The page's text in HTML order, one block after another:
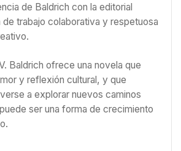
de Baldrich con la editorial
de trabajo colaborativa y respetuosa
Baldrich ofrece una novela que
y reflexión cultural, y que
a explorar nuevos caminos
ser una forma de crecimiento